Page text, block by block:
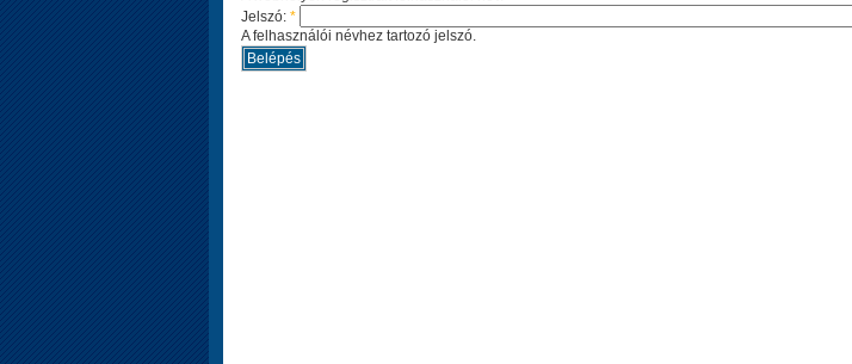
Jelszó: *
A felhasználói névhez tartozó jelszó.